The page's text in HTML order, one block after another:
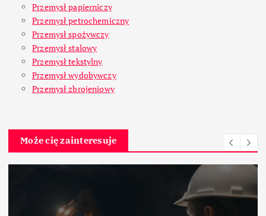
Przemysł papierniczy
Przemysł petrochemiczny
Przemysł spożywczy
Przemysł stalowy
Przemysł tekstylny
Przemysł wydobywczy
Przemysł zbrojeniowy
Może cię zainteresuje